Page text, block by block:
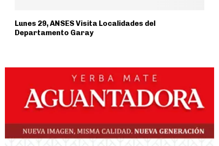
Lunes 29, ANSES Visita Localidades del
Departamento Garay